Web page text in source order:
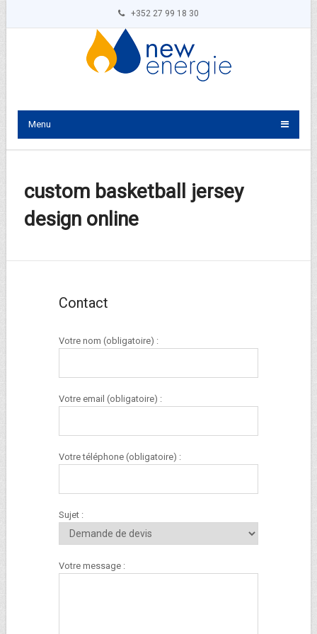
+352 27 99 18 30
Menu
custom basketball jersey
design online
Contact
Votre nom (obligatoire) :
Votre email (obligatoire) :
Votre téléphone (obligatoire) :
Sujet :
Votre message :